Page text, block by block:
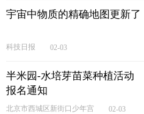
宇宙中物质的精确地图更新了
科技日报 02-03
半米园-水培芽苗菜种植活动
报名通知
北京市西城区新街口少年宫 02-03